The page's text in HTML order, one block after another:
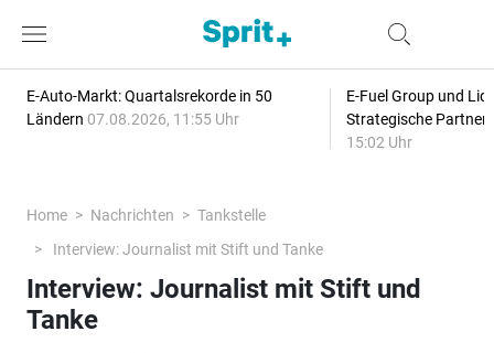
E-Auto-Markt: Quartalsrekorde in 50
Ländern 07.08.2026, 11:55 Uhr
E-Fuel Group und
Strategische
15:02 Uhr
Home Nachrichten
Tankstelle
Interview: Journalist mit Stift und Tanke
Interview: Journalist mit Stift und
Tanke